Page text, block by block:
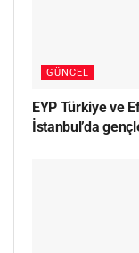
GÜNCEL
EYP Türkiye ve
İstanbul’da